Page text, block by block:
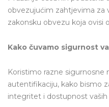
obvezujućim zahtjevima za
zakonsku obvezu koja ovisi
Kako čuvamo sigurnost
Koristimo razne sigurnosne
autentifikaciju, kako bismo
integritet i dostupnost vaših